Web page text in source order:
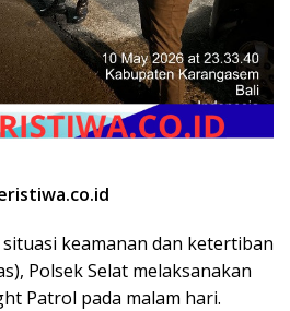
keamanan dan ketertiban
Polsek Selat melaksanakan
Patrol pada malam hari.